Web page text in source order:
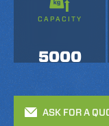
CAPACITY
5000
ASK FOR A